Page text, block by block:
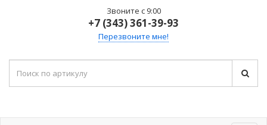
Звоните с 9:00
+7 (343) 361-39-93
Перезвоните мне!